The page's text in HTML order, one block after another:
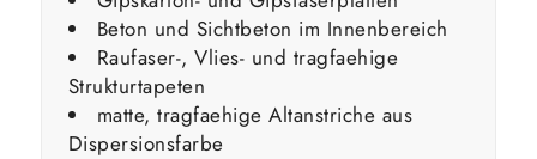
Beton und Sichtbeton im Innenbereich
Raufaser-, Vlies- und tragfaehige
Strukturtapeten
matte, tragfaehige Altanstriche aus
Dispersionsfarbe